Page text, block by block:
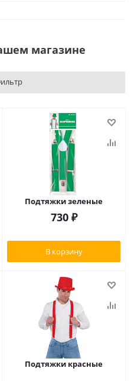
магазине
Подтяжки зеленые
730₽
В корзину
Подтяжки красные